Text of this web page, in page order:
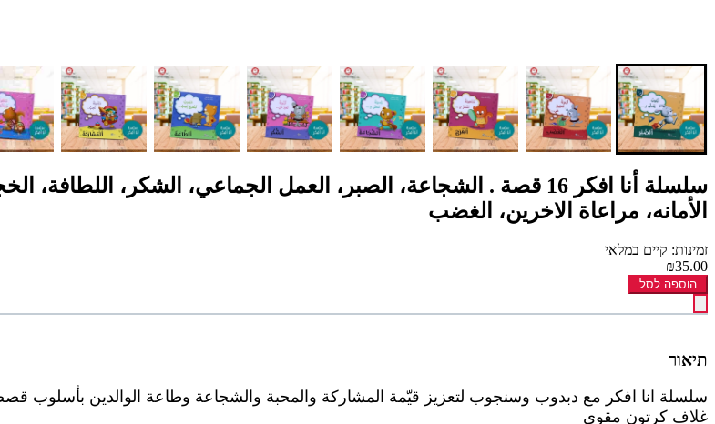
سلسلة أنا افكر 16 قصة . الشجاعة، الصبر، العمل الجماعي، الشكر،
الأمانه، مراعاة الاخرين، الغضب
זמינות: קיים במלאי
₪35.00
הוספה לסל
תיאור
سلسلة انا افكر مع دبدوب وسنجوب لتعزيز قيّمة المشاركة والمحبة والشجاعة وطاعة الوالدين بأسلوب
غلاف كرتون مقوى